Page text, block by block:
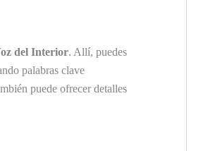
del Interior. Allí, puedes
palabras clave
puede ofrecer detalles